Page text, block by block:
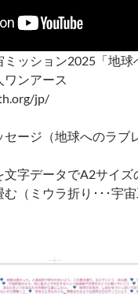
ッション2025「地球
ンアース
jp/
セージ（地球へのラブ
文字データでA2サイ
（ミウラ折り･･･宇